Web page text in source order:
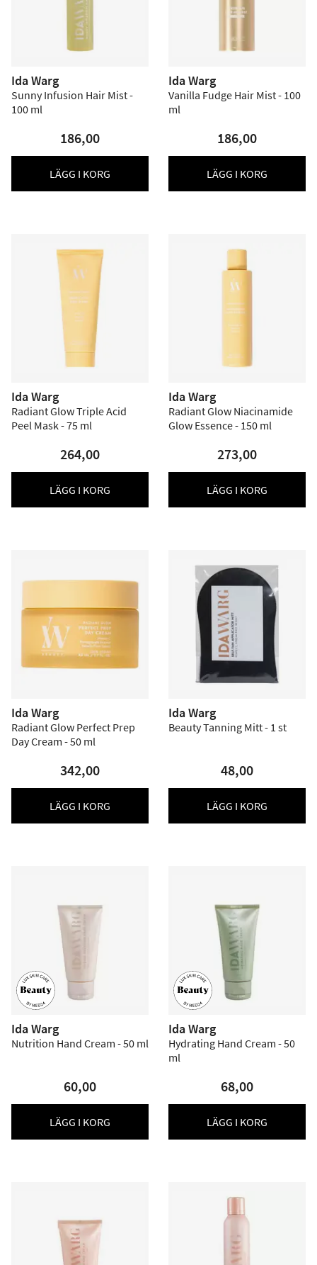
Ida Warg
Sunny Infusion Hair Mist -
100 ml
186,00
LÄGG I KORG
Ida Warg
Vanilla Fudge Hair Mist - 100
ml
186,00
LÄGG I KORG
Ida Warg
Radiant Glow Triple Acid
Peel Mask - 75 ml
264,00
LÄGG I KORG
Ida Warg
Radiant Glow Niacinamide
Glow Essence - 150 ml
273,00
LÄGG I KORG
Ida Warg
Radiant Glow Perfect Prep
Day Cream - 50 ml
342,00
LÄGG I KORG
Ida Warg
Beauty Tanning Mitt - 1 st
48,00
LÄGG I KORG
Ida Warg
Nutrition Hand Cream - 50 ml
60,00
LÄGG I KORG
Ida Warg
Hydrating Hand Cream - 50
ml
68,00
LÄGG I KORG